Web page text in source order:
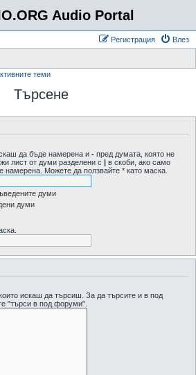
Audio Portal
Влез
Регистрация
теми
Търсене
да бъде намерена и - пред думата, която не
лист от думи разделени с | в скоби, ако само
намерена. Можете да ползвайте * като маска.
думи
думи
искаш да търсиш. За да търсите и в под
"търси в под форуми".